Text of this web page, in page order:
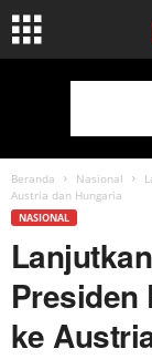
Beranda Nasional
Austria dan Hungaria
NASIONAL
Presiden
ke